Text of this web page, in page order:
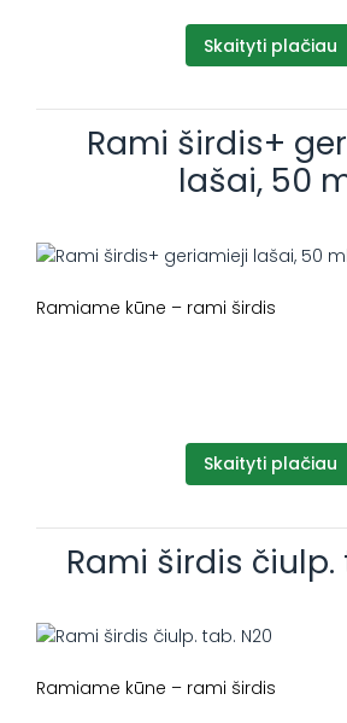
Skaityti plačiau
Rami širdis+
lašai, 50
Ramiame kūne – rami širdis
Skaityti plačiau
Rami širdis čiulp.
Ramiame kūne – rami širdis